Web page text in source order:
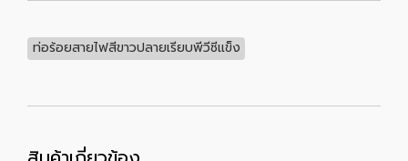
ท่อร้อยสายไฟสีขาวปลายเรียบพีวีซีแข็ง